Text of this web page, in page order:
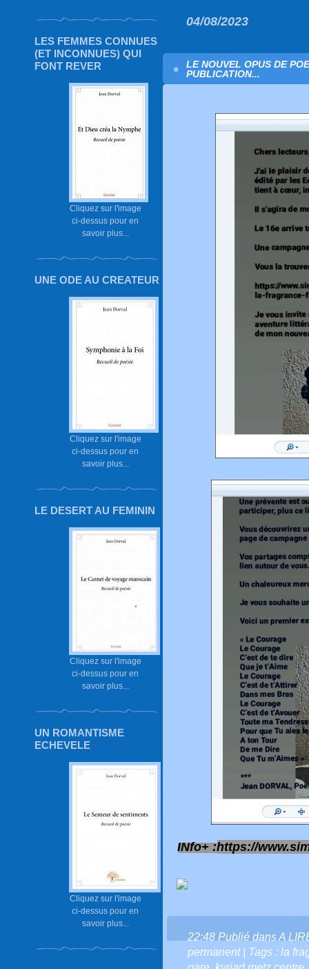
LES FEMMES CONNUES
(ET INCONNUES) QUI
FONT REVER
Cliquez sur l'image
ci-dessus pour en
savoir plus...
UNE ODE AU CREATEUR
Cliquez sur l'image
ci-dessus pour en
savoir plus...
LE DESERT AU FEMININ
Cliquez sur l'image
ci-dessus pour en
savoir plus...
UN ROMANTISME
ECHEVELE
Cliquez sur l'image
ci-dessus pour en
savoir plus...
04/08/2023
LE NOUVEL OPUS DE
PUBLICATION...
INfo+ :https://
22:48 Publié dansA
permanent| Tags : la